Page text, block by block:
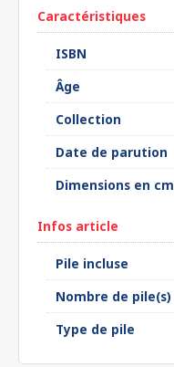
Caractéristiques
ISBN
Âge
Collection
Date de parution
Dimensions en cm
Infos article
Pile incluse
Nombre de
Type de pile